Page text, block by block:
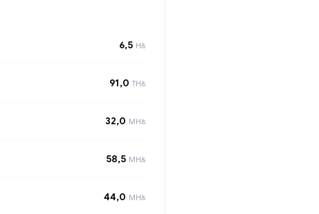
6,5 H/s
91,0 TH/s
32,0 MH/s
58,5 MH/s
44,0 MH/s